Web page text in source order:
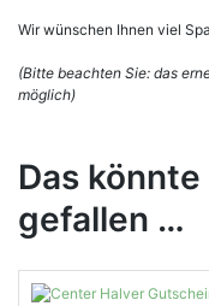
Wir wünschen Ihnen viel
(Bitte beachten Sie: das
möglich)
Das
gefallen …